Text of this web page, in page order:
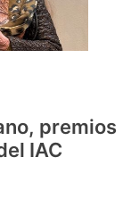
premios
IAC